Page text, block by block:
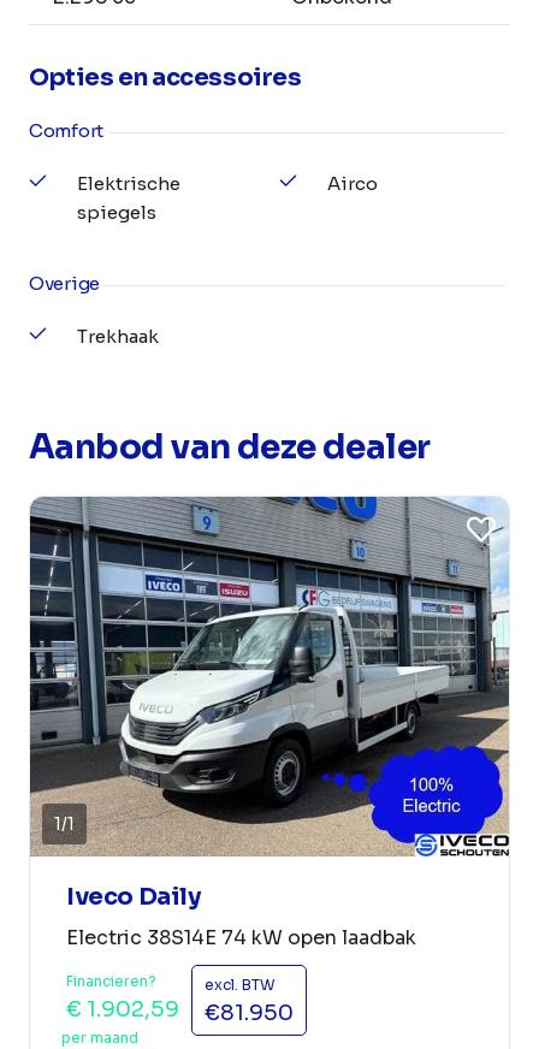
Opties en accessoires
Comfort
Elektrische
spiegels
Airco
Overige
Trekhaak
Aanbod van deze dealer
1/1
Iveco Daily
Electric 38S14E 74 kW open laadbak
Financieren?
€ 1.902,59
per maand
excl. BTW
€81.950